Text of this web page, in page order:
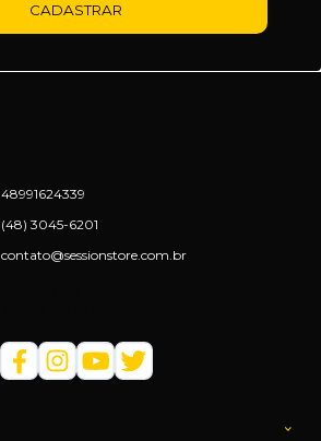
CADASTRAR
48991624339
(48) 3045-6201
contato@sessionstore.com.br